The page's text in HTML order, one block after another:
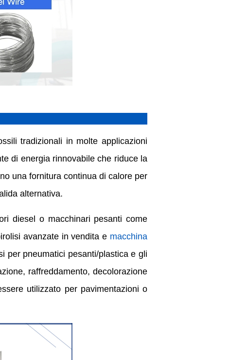
tradizionali in molte applicazioni
di energia rinnovabile che riduce la
una fornitura continua di calore per
alternativa.
diesel o macchinari pesanti come
avanzate in vendita e macchina
per pneumatici pesanti/plastica e gli
raffreddamento, decolorazione
utilizzato per pavimentazioni o